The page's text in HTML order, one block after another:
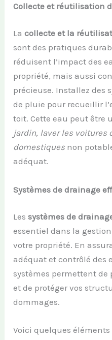
Collecte et réutilisation
Lacollecte et la
sont des pratiques
réduisent l’impact des
propriété, mais aussi
précieuse. Installez des
de pluie pour recueillir
toit. Cette eau peut être
jardin, laver les voitures
domestiques non
adéquat.
Systèmes de drainage
Lessystèmes de
essentiel dans la
votre propriété. En
adéquat et contrôlé des
systèmes permettent
et de protéger vos
dommages.
Voici quelques